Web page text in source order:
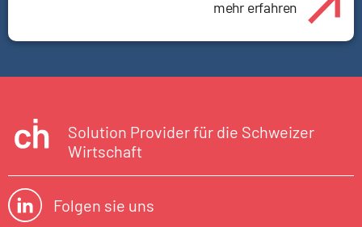
mehr erfahren
Solution Provider für die Schweizer
Wirtschaft
Folgen sie uns